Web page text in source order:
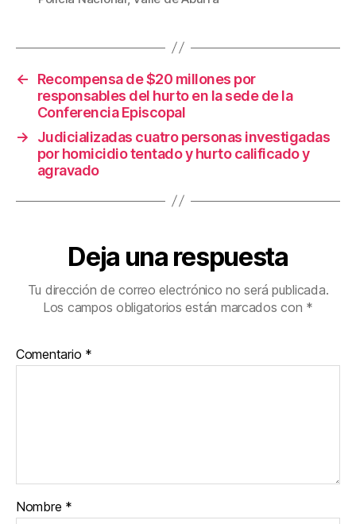
e
o
k
er
e
p
ar
tir
←
Recompensa de $20 millones por
responsables del hurto en la sede de la
Conferencia Episcopal
→
Judicializadas cuatro personas investigadas
por homicidio tentado y hurto calificado y
agravado
Deja una respuesta
Tu dirección de correo electrónico no será publicada.
Los campos obligatorios están marcados con *
Comentario *
Nombre *